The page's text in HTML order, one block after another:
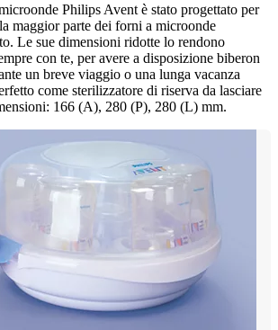
Philips Avent è stato progettato per
maggior parte dei forni a microonde
Le sue dimensioni ridotte lo rendono
con te, per avere a disposizione biberon
un breve viaggio o una lunga vacanza
come sterilizzatore di riserva da lasciare
166 (A), 280 (P), 280 (L) mm.